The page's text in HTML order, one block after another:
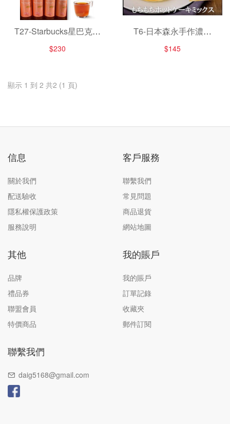
T27-Starbucks星巴克蜜
柚醬
$230
T6-日本森永手作濃厚
QQ鬆餅粉 400g
$145
顯示 1 到 2 共2 (1 頁)
信息
關於我們
配送驗收
隱私權保護政策
服務說明
客戶服務
聯繫我們
常見問題
商品退貨
網站地圖
其他
品牌
禮品券
聯盟會員
特價商品
我的賬戶
我的賬戶
訂單記錄
收藏夾
郵件訂閱
聯繫我們
daig5168@gmail.com